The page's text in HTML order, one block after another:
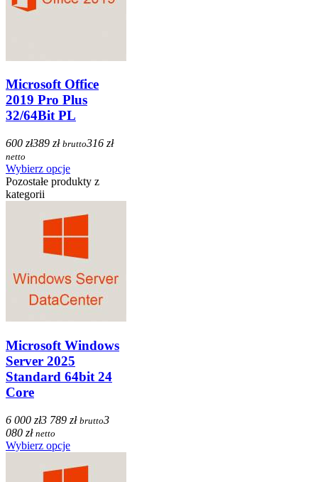
Microsoft Office
2019 Pro Plus
32/64Bit PL
600 zł389 zł brutto316 zł
netto
Wybierz opcje
Pozostałe produkty z
kategorii
Microsoft Windows
Server 2025
Standard 64bit 24
Core
6 000 zł3 789 zł brutto3
080 zł netto
Wybierz opcje